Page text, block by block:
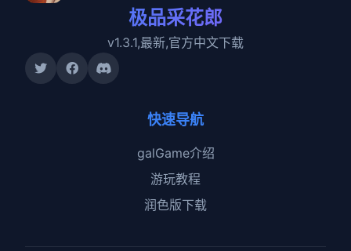
极品采花郎
v1.3.1,最新,官方中文下载
快速导航
galGame介绍
游玩教程
润色版下载